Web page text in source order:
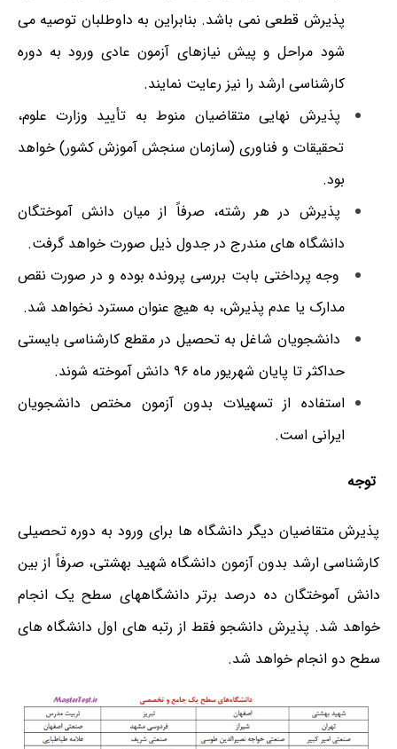
پذیرش قطعی نمی باشد. بنابراین به داوطلبان توصیه می
شود مراحل و پیش نیازهای آزمون عادی ورود به دوره
کارشناسی ارشد را نیز رعایت نمایند.
پذیرش نهایی متقاضیان منوط به تأیید وزارت علوم،
تحقیقات و فناوری (سازمان سنجش آموزش کشور) خواهد
بود.
پذیرش در هر رشته، صرفاً از میان دانش آموختگان
دانشگاه های مندرج در جدول ذیل صورت خواهد گرفت.
وجه پرداختی بابت بررسی پرونده بوده و در صورت نقص
مدارک یا عدم پذیرش، به هیچ عنوان مسترد نخواهد شد.
دانشجویان شاغل به تحصیل در مقطع کارشناسی بایستی
حداکثر تا پایان شهریور ماه ۹۶ دانش آموخته شوند.
استفاده از تسهیلات بدون آزمون مختص دانشجویان
ایرانی است.
توجه
پذیرش متقاضیان دیگر دانشگاه ها برای ورود به دوره تحصیلی
کارشناسی ارشد بدون آزمون دانشگاه شهید بهشتی، صرفاً از بین
دانش آموختگان ده درصد برتر دانشگاههای سطح یک انجام
خواهد شد. پذیرش دانشجو فقط از رتبه های اول دانشگاه های
سطح دو انجام خواهد شد.